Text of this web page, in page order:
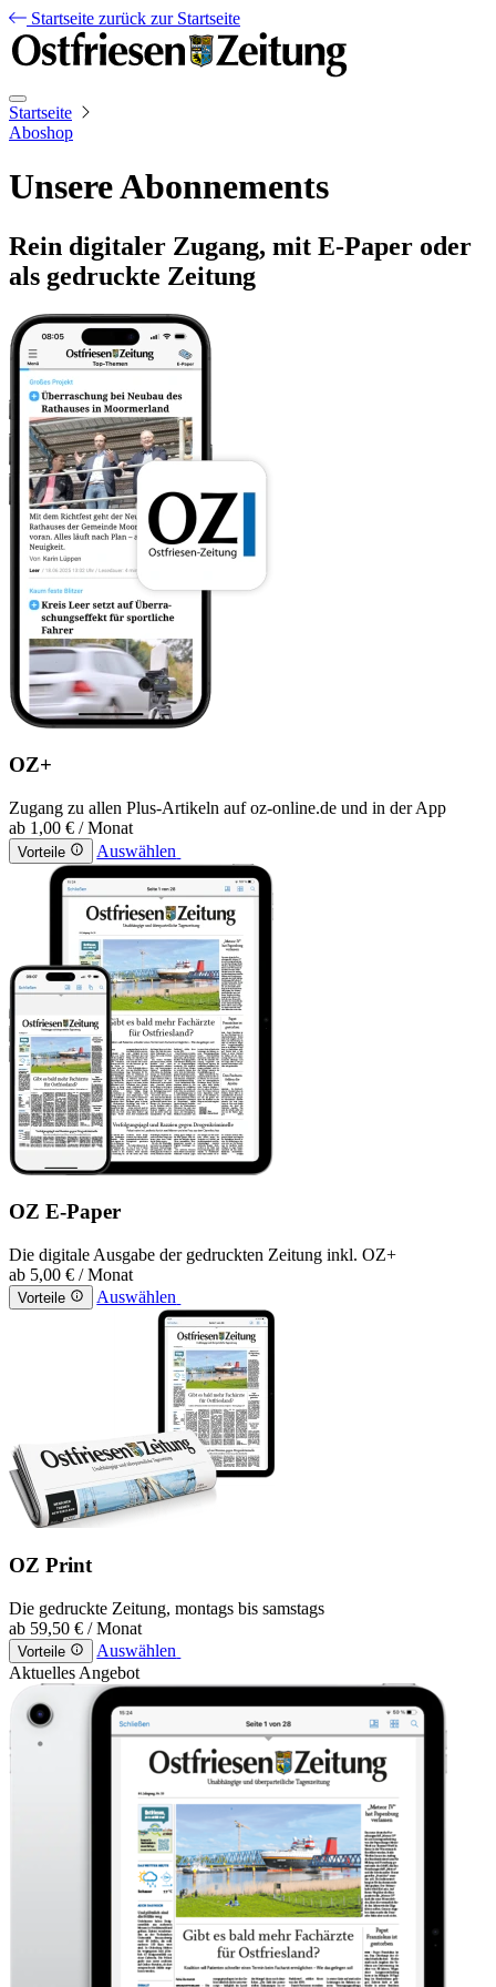
Startseite zurück zur Startseite
Startseite
Aboshop
Unsere Abonnements
Rein digitaler Zugang, mit E-Paper oder
als gedruckte Zeitung
OZ+
Zugang zu allen Plus-Artikeln auf oz-online.de und in der App
ab 1,00 € / Monat
Vorteile Auswählen
OZ E-Paper
Die digitale Ausgabe der gedruckten Zeitung inkl. OZ+
ab 5,00 € / Monat
Vorteile Auswählen
OZ Print
Die gedruckte Zeitung, montags bis samstags
ab 59,50 € / Monat
Vorteile
Auswählen
Aktuelles Angebot